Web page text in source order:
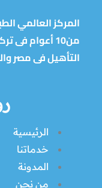
المركز العالمي
من10 أعوام
التأهيل فى مصر
الرئيسية
خدماتنا
المدونة
من نحن